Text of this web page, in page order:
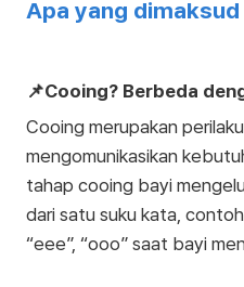
Apa yang
📌Cooing? Berbeda
Cooing merupakan
mengomunikasikan
tahap cooing bayi
dari satu suku kata,
“eee”, “ooo” saat bayi